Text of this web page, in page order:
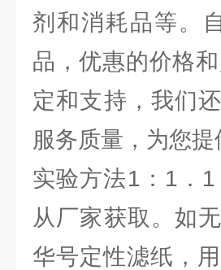
剂和消耗品等。
品，优惠的价格
定和支持，我们
服务质量，为您
实验方法1：1．
从厂家获取。如
华号定性滤纸，